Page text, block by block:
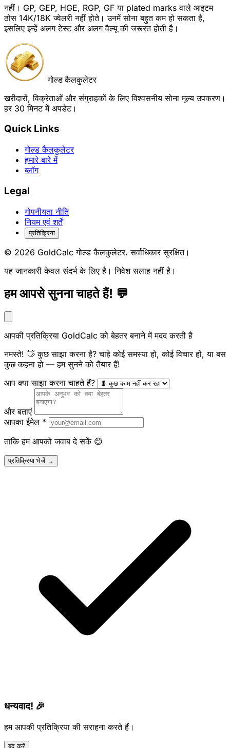
नहीं। GP, GEP, HGE, RGP, GF या plated marks वाले आइटम
ठोस 14K/18K ज्वेलरी नहीं होते। उनमें सोना बहुत कम हो सकता है,
इसलिए इन्हें अलग टेस्ट और अलग वैल्यू की जरूरत होती है।
गोल्ड कैलकुलेटर
खरीदारों, विक्रेताओं और संग्राहकों के लिए विश्वसनीय सोना मूल्य उपकरण।
हर 30 मिनट में अपडेट।
Quick Links
गोल्ड कैलकुलेटर
हमारे बारे में
ब्लॉग
Legal
गोपनीयता नीति
नियम एवं शर्तें
प्रतिक्रिया
© 2026 GoldCalc गोल्ड कैलकुलेटर. सर्वाधिकार सुरक्षित।
यह जानकारी केवल संदर्भ के लिए है। निवेश सलाह नहीं है।
हम आपसे सुनना चाहते हैं! 💬
आपकी प्रतिक्रिया GoldCalc को बेहतर बनाने में मदद करती है
नमस्ते! 👋 कुछ साझा करना है? चाहे कोई समस्या हो, कोई विचार हो, या बस
कुछ कहना हो — हम सुनने को तैयार हैं!
आप क्या साझा करना चाहते हैं?
और बताएं
आपका ईमेल *
ताकि हम आपको जवाब दे सकें 😊
प्रतिक्रिया भेजें →
धन्यवाद! 🎉
हम आपकी प्रतिक्रिया की सराहना करते हैं।
बंद करें